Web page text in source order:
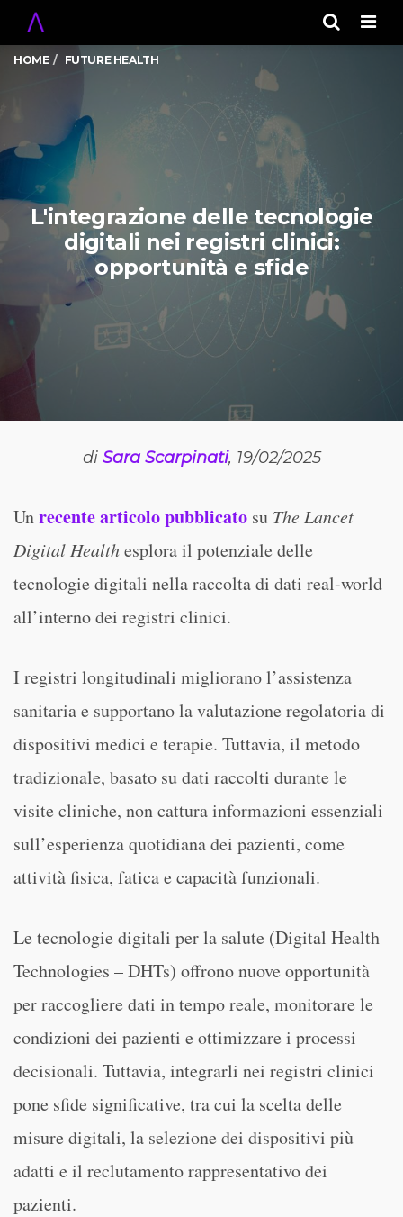
HOME FUTURE HEALTH
L'integrazione delle tecnologie
digitali nei registri clinici:
opportunità e sfide
di Sara Scarpinati, 19/02/2025
Unrecente articolo pubblicato su The Lancet
Digital Healthesplora il potenziale delle
tecnologie digitali nella raccolta di dati real-world
all’interno dei registri clinici.
I registri longitudinali migliorano l’assistenza
sanitaria e supportano la valutazione regolatoria di
dispositivi medici e terapie. Tuttavia, il metodo
tradizionale, basato su dati raccolti durante le
visite cliniche, non cattura informazioni essenziali
sull’esperienza quotidiana dei pazienti, come
attività fisica, fatica e capacità funzionali.
Le tecnologie digitali per la salute (Digital Health
Technologies – DHTs) offrono nuove opportunità
per raccogliere dati in tempo reale, monitorare le
condizioni dei pazienti e ottimizzare i processi
decisionali. Tuttavia, integrarli nei registri clinici
pone sfide significative, tra cui la scelta delle
misure digitali, la selezione dei dispositivi più
adatti e il reclutamento rappresentativo dei
pazienti.